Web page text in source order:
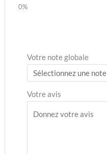
Votre note globale
Votre avis